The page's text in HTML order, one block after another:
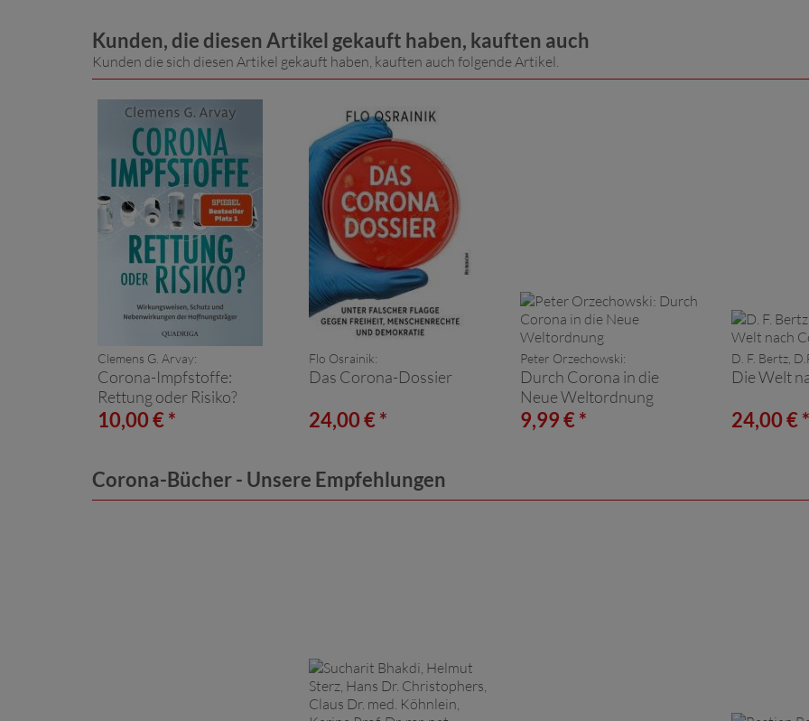
Kunden, die diesen Artikel gekauft haben, kauften auch
Kunden die sich diesen Artikel gekauft haben, kauften auch folgende Artikel.
Clemens G. Arvay:
Corona-Impfstoffe:
Rettung oder Risiko?
10,00 € *
Flo Osrainik:
Das Corona-Dossier
24,00 € *
Peter Orzechowski:
Durch Corona in die
Neue Weltordnung
9,99 € *
D. F. Bertz,
Die Welt
24,00 € *
Corona-Bücher - Unsere Empfehlungen